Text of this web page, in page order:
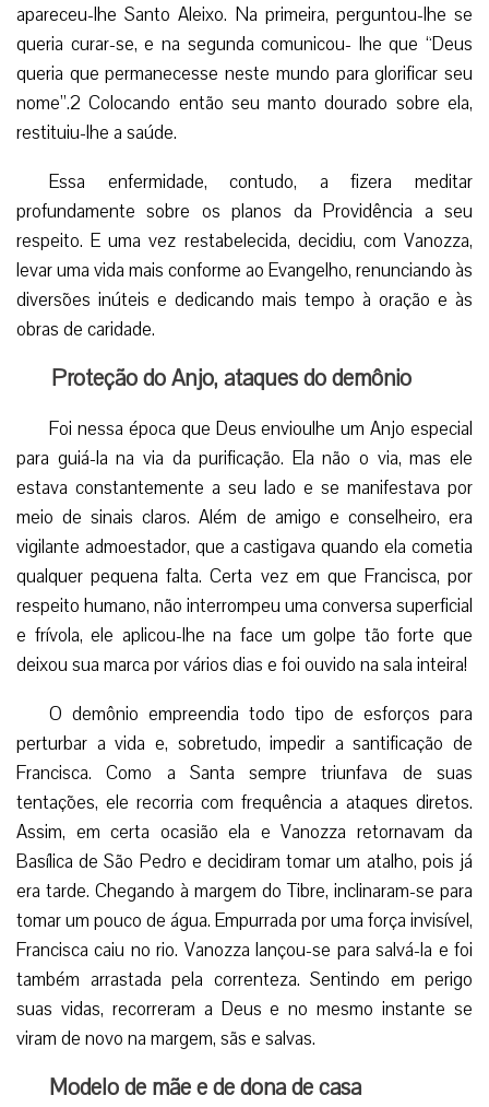
apareceu-lhe Santo Aleixo. Na primeira, perguntou-lhe se
queria curar-se, e na segunda comunicou- lhe que “Deus
queria que permanecesse neste mundo para glorificar seu
nome”.2 Colocando então seu manto dourado sobre ela,
restituiu-lhe a saúde.
Essa enfermidade, contudo, a fizera meditar
profundamente sobre os planos da Providência a seu
respeito. E uma vez restabelecida, decidiu, com Vanozza,
levar uma vida mais conforme ao Evangelho, renunciando às
diversões inúteis e dedicando mais tempo à oração e às
obras de caridade.
Proteção do Anjo, ataques do demônio
Foi nessa época que Deus envioulhe um Anjo especial
para guiá-la na via da purificação. Ela não o via, mas ele
estava constantemente a seu lado e se manifestava por
meio de sinais claros. Além de amigo e conselheiro, era
vigilante admoestador, que a castigava quando ela cometia
qualquer pequena falta. Certa vez em que Francisca, por
respeito humano, não interrompeu uma conversa superficial
e frívola, ele aplicou-lhe na face um golpe tão forte que
deixou sua marca por vários dias e foi ouvido na sala inteira!
O demônio empreendia todo tipo de esforços para
perturbar a vida e, sobretudo, impedir a santificação de
Francisca. Como a Santa sempre triunfava de suas
tentações, ele recorria com frequência a ataques diretos.
Assim, em certa ocasião ela e Vanozza retornavam da
Basílica de São Pedro e decidiram tomar um atalho, pois já
era tarde. Chegando à margem do Tibre, inclinaram-se para
tomar um pouco de água. Empurrada por uma força invisível,
Francisca caiu no rio. Vanozza lançou-se para salvá-la e foi
também arrastada pela correnteza. Sentindo em perigo
suas vidas, recorreram a Deus e no mesmo instante se
viram de novo na margem, sãs e salvas.
Modelo de mãe e de dona de casa